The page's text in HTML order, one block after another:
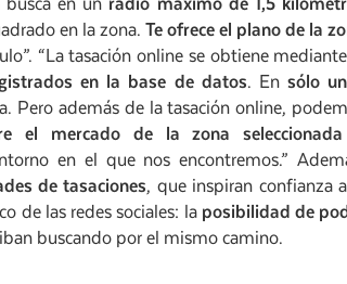
en la zona.Te ofrece el plano de la
“La tasación online se obtiene
en la base de datos. Ensólo
Pero además de la tasación online,
el mercado de la zona
en el que nos encontremos.”
de tasaciones, que inspiran confianza
de las redes sociales: la posibilidad de
buscando por el mismo camino.